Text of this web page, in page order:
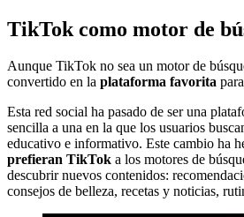
TikTok como motor de
Aunque TikTok no sea un motor de
convertido en la plataforma favorita
Esta red social ha pasado de ser una
sencilla a una en la que los usuarios
educativo e informativo. Este cambio ha
prefieran TikTok a los motores de
descubrir nuevos contenidos:
consejos de belleza, recetas y noticias,